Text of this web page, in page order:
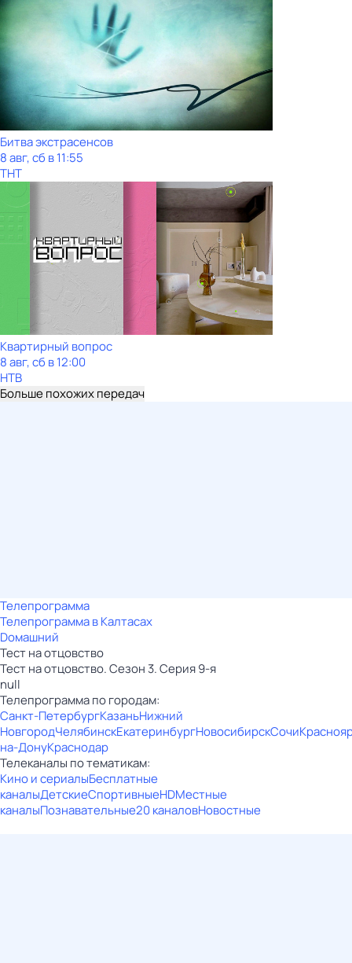
Битва экстрасенсов
8 авг, сб в 11:55
ТНТ
Квартирный вопрос
8 авг, сб в 12:00
НТВ
Больше похожих передач
Телепрограмма
Телепрограмма в Калтасах
Dомашний
Тест на отцовство
Тест на отцовство. Сезон 3. Серия 9-я
null
Телепрограмма по городам:
Санкт-ПетербургКазаньНижний
НовгородЧелябинскЕкатеринбургНовосибирскСочи
на-ДонуКраснодар
Телеканалы по тематикам:
Кино и сериалыБесплатные
каналыДетскиеСпортивныеHDМестные
каналыПознавательные20 каналовНовостные